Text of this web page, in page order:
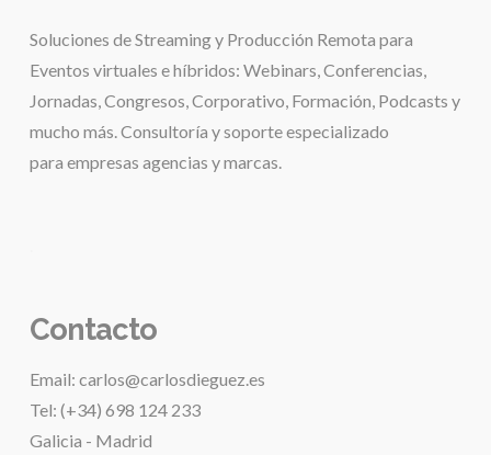
Soluciones deStreaming y Producción Remota para
Eventos virtuales e híbridos: Webinars, Conferencias,
Jornadas, Congresos, Corporativo, Formación, Podcasts y
mucho más. Consultoría y soporte especializado
para empresas agencias y marcas.
Contacto
Email: carlos@carlosdieguez.es
Tel: (+34) 698 124 233
Galicia - Madrid